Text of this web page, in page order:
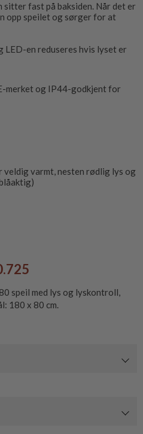
sitter fast på baksiden. Når det er
opp speilet og sørger for at
en reduseres hvis lyset er
merket og IP44-godkjent for
varmt, nesten rødlig lys og
speil med lys og lyskontroll,
180 x 80 cm.